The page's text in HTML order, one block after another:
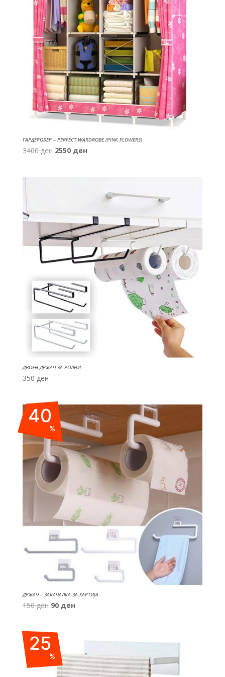
ГАРДЕРОБЕР – PERFECT WARDROBE (PINK FLOWERS)
3400ден Original
2550 денCurrent
ДВОЕН ДРЖАЧ ЗА РОЛНИ
350 ден
40
%
ДРЖАЧ – ЗАКАЧАЛКА ЗА ХАРТИЈА
150ден Original
150 ден.
90 денCurrent
90 ден.
25
%